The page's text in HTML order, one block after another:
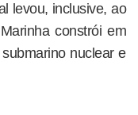
levou, inclusive, ao
constrói em
nuclear e